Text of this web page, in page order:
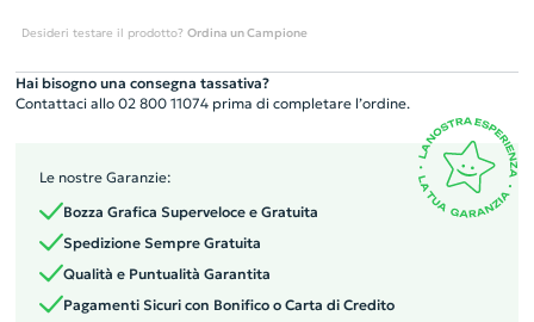
Desideri testare il prodotto? Ordina un Campione
Hai bisogno una consegna tassativa?
Contattaci allo 02 800 11074 prima di completare l’ordine.
Le nostre Garanzie:
Bozza Grafica Superveloce e Gratuita
Spedizione Sempre Gratuita
Qualità e Puntualità Garantita
Pagamenti Sicuri con Bonifico o Carta di Credito